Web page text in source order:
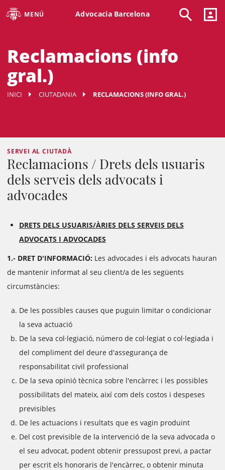
MENÚ Advocacia Barcelona
Reclamacions (info
gral.)
INICI CIUTADANIA RECLAMACIONS (INFO GRAL.)
SERVEI AL CIUTADÀ
Reclamacions / Drets dels usuaris
dels serveis dels advocats i
advocades
DRETS DELS USUARIS/ÀRIES DELS SERVEIS DELS
ADVOCATS I ADVOCADES
1.- DRET D'INFORMACIÓ: Les advocades i els advocats hauran
de mantenir informat al seu client/a de les següents
circumstàncies:
De les possibles causes que puguin limitar o condicionar
la seva actuació
De la seva col·legiació, número de col·legiat o col·legiada i
del compliment del deure d'assegurança de
responsabilitat civil professional
De la seva opinió tècnica sobre l'encàrrec i les possibles
possibilitats del mateix, així com dels costos i despeses
previsibles
De les actuacions i resultats que es vagin produint
Del cost previsible de la intervenció de la seva advocada o
el seu advocat, podent obtenir pressupost previ, a pactar
per escrit els honoraris de l'encàrrec, o obtenir minuta